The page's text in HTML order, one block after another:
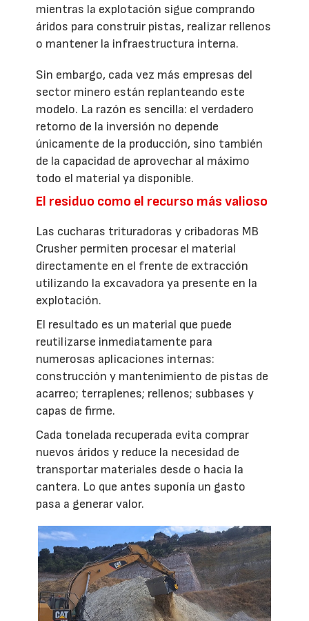
mientras la explotación sigue comprando
áridos para construir pistas, realizar rellenos
o mantener la infraestructura interna.
Sin embargo, cada vez más empresas del
sector minero están replanteando este
modelo. La razón es sencilla: el verdadero
retorno de la inversión no depende
únicamente de la producción, sino también
de la capacidad de aprovechar al máximo
todo el material ya disponible.
El residuo como el recurso más valioso
Las cucharas trituradoras y cribadoras MB
Crusher permiten procesar el material
directamente en el frente de extracción
utilizando la excavadora ya presente en la
explotación.
El resultado es un material que puede
reutilizarse inmediatamente para
numerosas aplicaciones internas:
construcción y mantenimiento de pistas de
acarreo; terraplenes; rellenos; subbases y
capas de firme.
Cada tonelada recuperada evita comprar
nuevos áridos y reduce la necesidad de
transportar materiales desde o hacia la
cantera. Lo que antes suponía un gasto
pasa a generar valor.